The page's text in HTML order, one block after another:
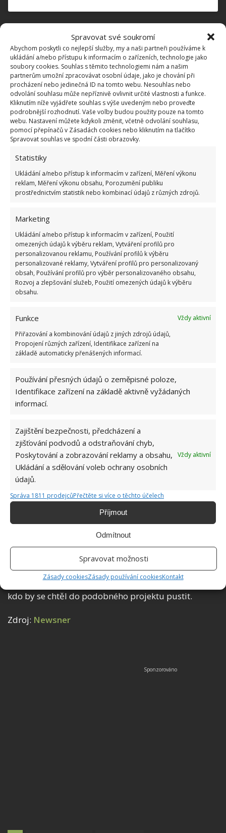
Spravovat své soukromí
Abychom poskytli co nejlepší služby, my a naši partneři používáme k
ukládání a/nebo přístupu k informacím o zařízeních, technologie jako
soubory cookies. Souhlas s těmito technologiemi nám a našim
partnerům umožní zpracovávat osobní údaje, jako je chování při
procházení nebo jedinečná ID na tomto webu. Nesouhlas nebo
odvolání souhlasu může nepříznivě ovlivnit určité vlastnosti a funkce.
Kliknutím níže vyjádřete souhlas s výše uvedeným nebo proveďte
podrobnější rozhodnutí. Vaše volby budou použity pouze na tomto
webu. Nastavení můžete kdykoli změnit, včetně odvolání souhlasu,
pomocí přepínačů v Zásadách cookies nebo kliknutím na tlačítko
Spravovat souhlas ve spodní části obrazovky.
Statistiky
Ukládání a/nebo přístup k informacím v zařízení, Měření výkonu
reklam, Měření výkonu obsahu, Porozumění publiku
prostřednictvím statistik nebo kombinací údajů z různých zdrojů.
Marketing
Ukládání a/nebo přístup k informacím v zařízení, Použití
omezených údajů k výběru reklam, Vytváření profilů pro
personalizovanou reklamu, Používání profilů k výběru
personalizované reklamy, Vytváření profilů pro personalizovaný
obsah, Používání profilů pro výběr personalizovaného obsahu,
Rozvoj a zlepšování služeb, Použití omezených údajů k výběru
obsahu.
Funkce
Vždy aktivní
Přiřazování a kombinování údajů z jiných zdrojů údajů,
Propojení různých zařízení, Identifikace zařízení na
základě automaticky přenášených informací.
Používání přesných údajů o zeměpisné poloze,
Identifikace zařízení na základě aktivně vyžádaných
informací.
Zajištění bezpečnosti, předcházení a
zjišťování podvodů a odstraňování chyb,
Poskytování a zobrazování reklamy a obsahu,
Ukládání a sdělování voleb ochrany osobních
údajů.
Vždy aktivní
Správa 1811 prodejcůPřečtěte si více o těchto účelech
Příjmout
Odmítnout
Spravovat možnosti
Zásady cookiesZásady používání cookiesKontakt
plážových domků
Domeček si zvenku zachovává styl plážových domků,
které jsou pro floridskou oblast typické. Našlo se i
místo namalou verandu s dvěma houpacími
křesly. Momentálně je domeček umístěný v
zalesněné bažinaté oblasti. Je tak uprostřed přírody,
ale zároveň velmi blízko městu, kde Bradley studuje.
vymstila, když přišel hurikán.
Domeček byl tehdy zaplaven vodou a bahnem.
položit nové podlahy,
obývat . Sám však řekl, že tato rekonstrukce už mu
zabrala daleko méně času, protože se při stavbě
domu mnohému naučil. A co mu tento projekt podle
jeho mínění dal?
Kromě toho, že za necelých 400 000 Kč postavil
plnohodnotný dům, který ho stál mnohem méně než
nájemné, získal i řadu dovedností a zkušeností. Když
o stavbě domu začal přemýšlet,
něco takového dokáže. Když však krůček po krůčku
studoval a učil se postupy, zjistil, že to nakonec není
až tak těžké. Je tedy velkou inspirací pro každého,
kdo by se chtěl do podobného projektu pustit.
Zdroj: Newsner